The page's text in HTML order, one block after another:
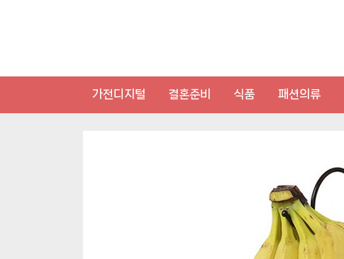
가전디지털 결혼준비 식품 패션의류